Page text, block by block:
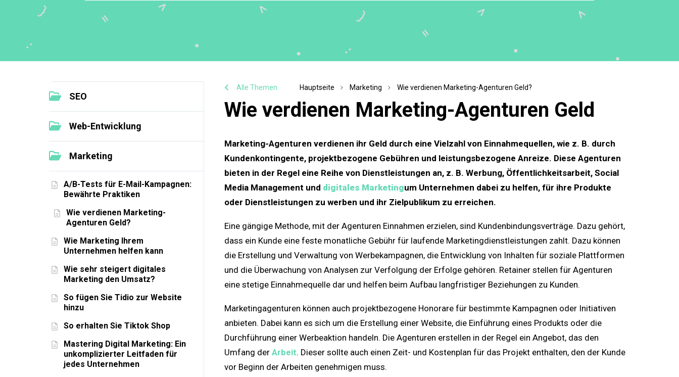
SEO
Web-Entwicklung
Marketing
A/B-Tests für E-Mail-Kampagnen:
Bewährte Praktiken
Wie verdienen Marketing-
Agenturen Geld?
Wie Marketing Ihrem
Unternehmen helfen kann
Wie sehr steigert digitales
Marketing den Umsatz?
So fügen Sie Tidio zur Website
hinzu
So erhalten Sie Tiktok Shop
Mastering Digital Marketing: Ein
unkomplizierter Leitfaden für
jedes Unternehmen
Alle Themen Hauptseite Marketing Wie verdienen Marketing-Agenturen Geld?
Wie verdienen Marketing-Agenturen Geld
Marketing-Agenturen verdienen ihr Geld durch eine Vielzahl von Einnahmequellen, wie z. B. durch
Kundenkontingente, projektbezogene Gebühren und leistungsbezogene Anreize. Diese Agenturen
bieten in der Regel eine Reihe von Dienstleistungen an, z. B. Werbung, Öffentlichkeitsarbeit, Social
Media Management und digitales Marketingum Unternehmen dabei zu helfen, für ihre Produkte
oder Dienstleistungen zu werben und ihr Zielpublikum zu erreichen.
Eine gängige Methode, mit der Agenturen Einnahmen erzielen, sind Kundenbindungsverträge. Dazu gehört,
dass ein Kunde eine feste monatliche Gebühr für laufende Marketingdienstleistungen zahlt. Dazu können
die Erstellung und Verwaltung von Werbekampagnen, die Entwicklung von Inhalten für soziale Plattformen
und die Überwachung von Analysen zur Verfolgung der Erfolge gehören. Retainer stellen für Agenturen
eine stetige Einnahmequelle dar und helfen beim Aufbau langfristiger Beziehungen zu Kunden.
Marketingagenturen können auch projektbezogene Honorare für bestimmte Kampagnen oder Initiativen
anbieten. Dabei kann es sich um die Erstellung einer Website, die Einführung eines Produkts oder die
Durchführung einer Werbeaktion handeln. Die Agenturen erstellen in der Regel ein Angebot, das den
Umfang der Arbeit. Dieser sollte auch einen Zeit- und Kostenplan für das Projekt enthalten, den der Kunde
vor Beginn der Arbeiten genehmigen muss.